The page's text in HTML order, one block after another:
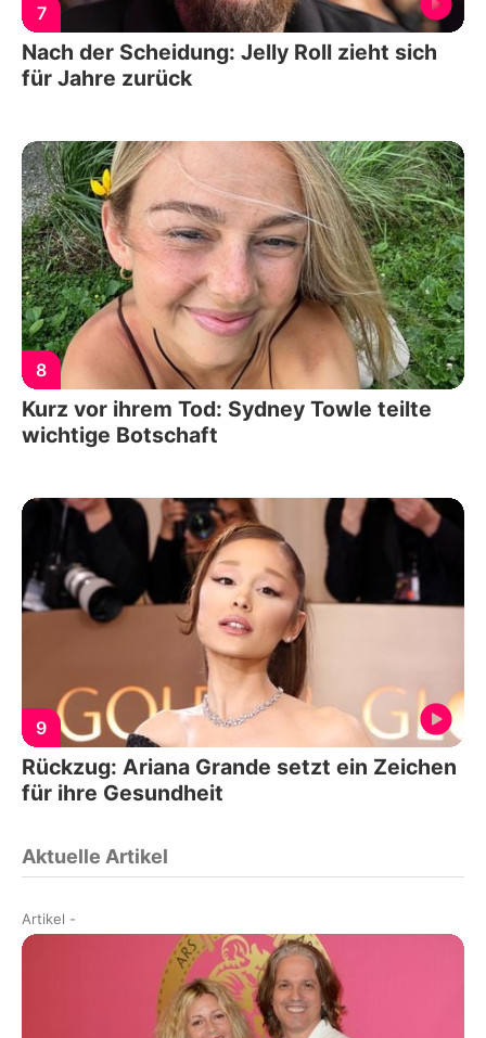
7
Nach der Scheidung: Jelly Roll zieht sich
für Jahre zurück
8
Kurz vor ihrem Tod: Sydney Towle teilte
wichtige Botschaft
9
Rückzug: Ariana Grande setzt ein Zeichen
für ihre Gesundheit
Aktuelle Artikel
Artikel -